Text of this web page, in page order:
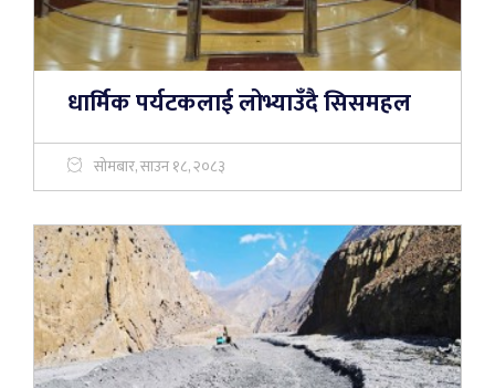
धार्मिक पर्यटकलाई लोभ्याउँदै सिसमहल
सोमबार, साउन १८, २०८३